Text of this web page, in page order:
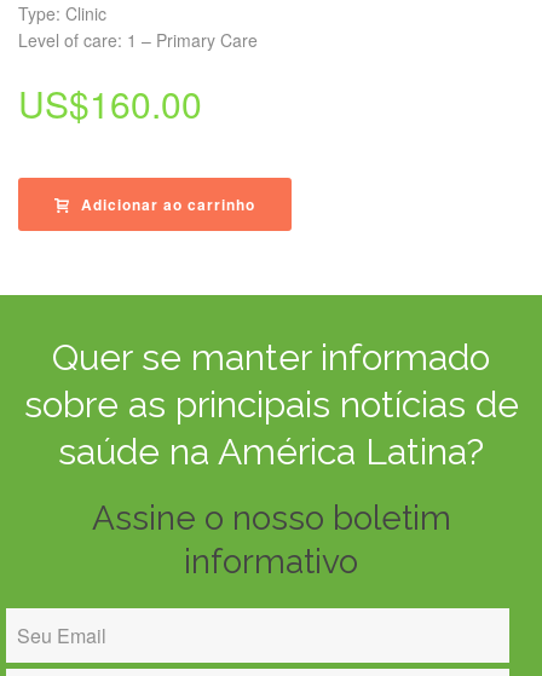
Type: Clinic
Level of care: 1 – Primary Care
US$160.00
Adicionar ao carrinho
Quer se manter informado
sobre as principais notícias de
saúde na América Latina?
Assine o nosso boletim
informativo